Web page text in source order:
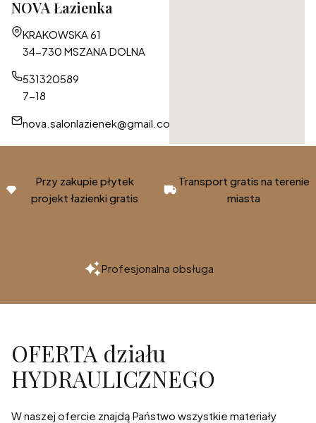
NOVA Łazienka
Adres:
KRAKOWSKA 61
34-730 MSZANA DOLNA
531320589
7-18
nova.salonlazienek@gmail.com
Przy zakupie płytek
projekt łazienki gratis
Transport gratis na terenie
miasta
Profesjonalna obsługa
OFERTA działu
HYDRAULICZNEGO
W naszej ofercie znajdą Państwo wszystkie materiały